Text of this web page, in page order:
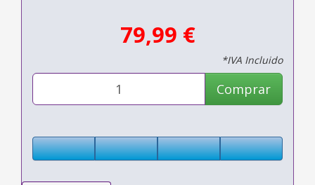
79,99 €
*IVA Incluido
Comprar